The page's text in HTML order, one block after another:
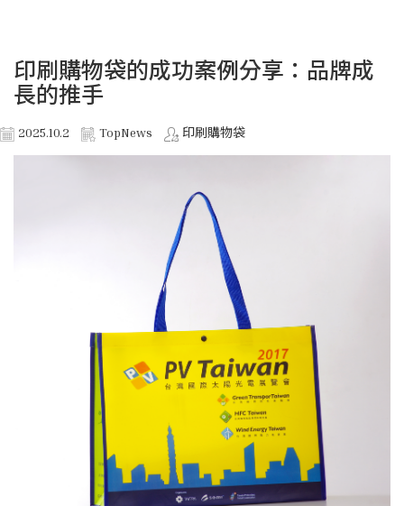
印刷購物袋的成功案例分享：品牌成
長的推手
2025.10.2 TopNews 印刷購物袋